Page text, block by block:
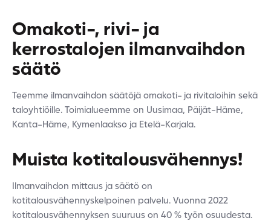
Omakoti-, rivi- ja
kerrostalojen ilmanvaihdon
säätö
Teemme ilmanvaihdon säätöjä omakoti- ja rivitaloihin sekä
taloyhtiöille. Toimialueemme on Uusimaa, Päijät-Häme,
Kanta-Häme, Kymenlaakso ja Etelä-Karjala.
Muista kotitalousvähennys!
Ilmanvaihdon mittaus ja säätö on
kotitalousvähennyskelpoinen palvelu. Vuonna 2022
kotitalousvähennyksen suuruus on 40 % työn osuudesta.